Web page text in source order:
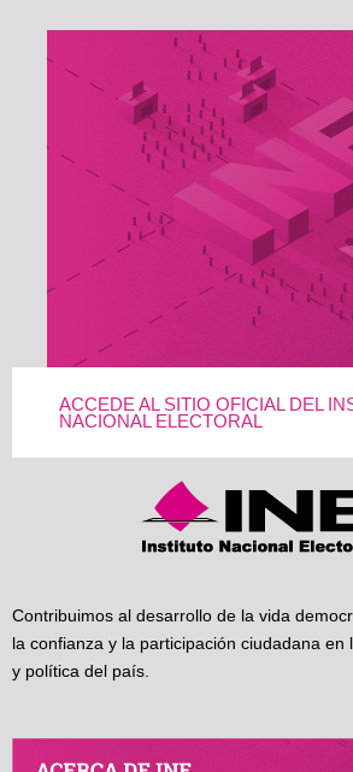
ACCEDE AL SITIO OFICIAL DEL
NACIONAL ELECTORAL
Contribuimos al desarrollo de la vida
la confianza y la participación ciudadana en
y política del país.